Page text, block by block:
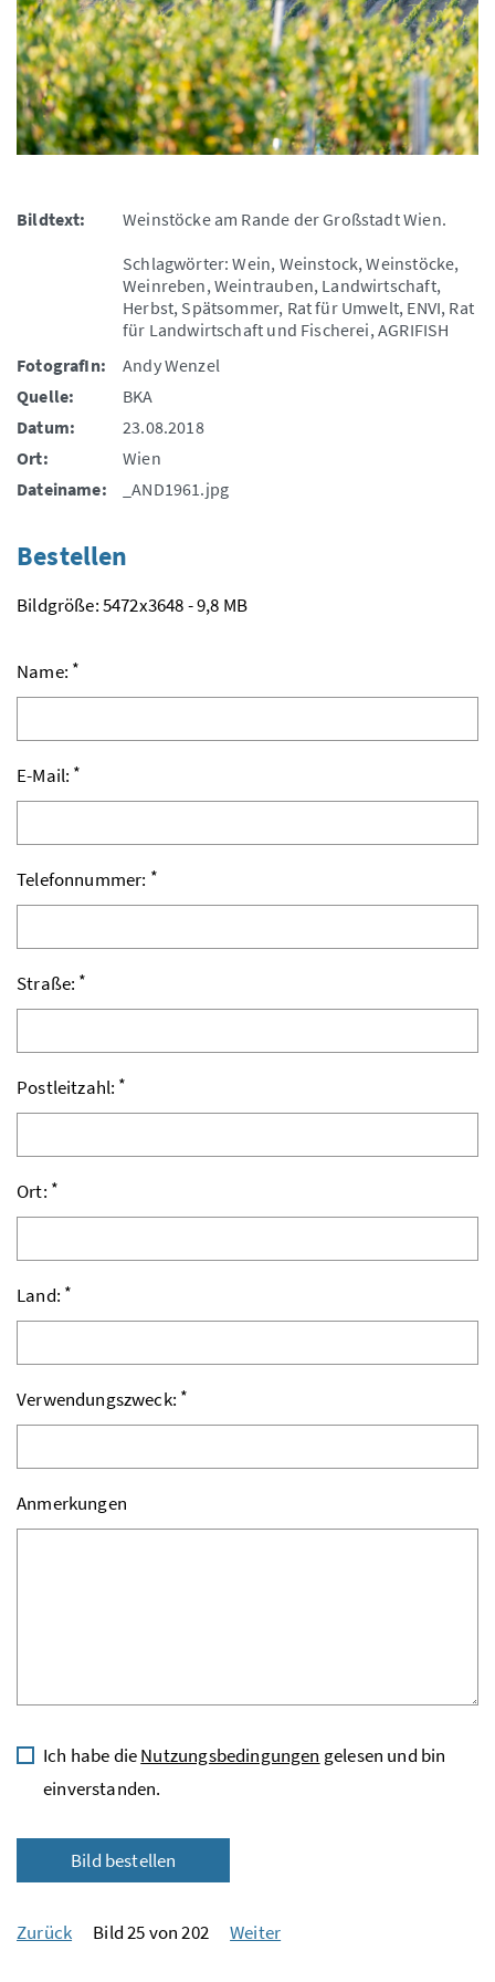
Bildtext:
Weinstöcke am Rande der Großstadt Wien.
Schlagwörter: Wein, Weinstock, Weinstöcke,
Weinreben, Weintrauben, Landwirtschaft,
Herbst, Spätsommer, Rat für Umwelt, ENVI, Rat
für Landwirtschaft und Fischerei, AGRIFISH
FotografIn:
Andy Wenzel
Quelle:
BKA
Datum:
23.08.2018
Ort:
Wien
Dateiname:
_AND1961.jpg
Bestellen
Bildgröße: 5472x3648 - 9,8 MB
Name: *
E-Mail: *
Telefonnummer: *
Straße: *
Postleitzahl: *
Ort: *
Land: *
Verwendungszweck: *
Anmerkungen
Ich habe dieNutzungsbedingungen gelesen und bin
einverstanden.
Bild bestellen
Zurück Bild 25 von 202 Weiter